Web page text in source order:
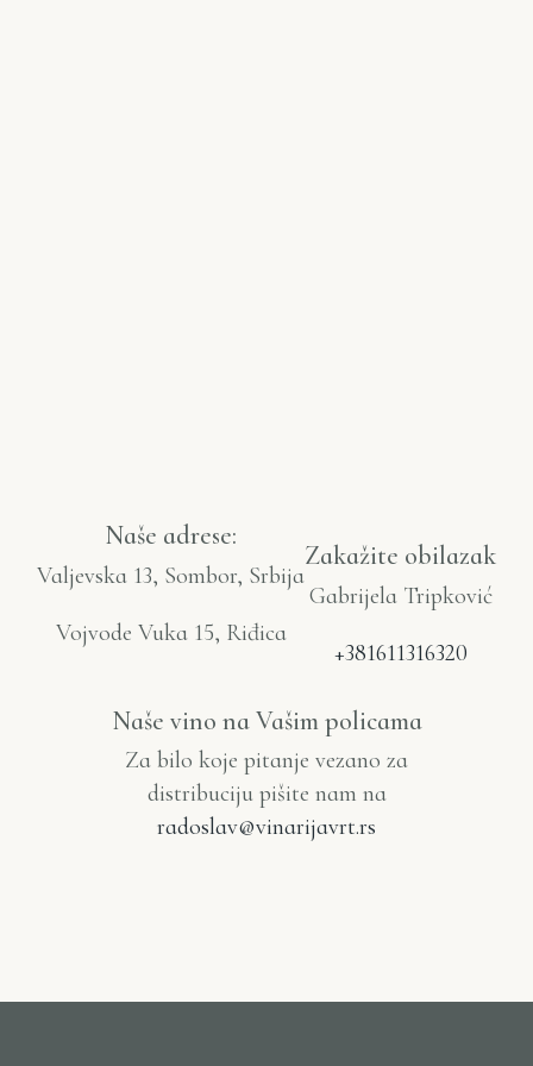
Naše adrese:
Valjevska 13, Sombor, Srbija
Vojvode Vuka 15, Riđica
Zakažite obilazak
Gabrijela Tripković
+381611316320
Naše vino na Vašim policama
Za bilo koje pitanje vezano za
distribuciju pišite nam na
radoslav@vinarijavrt.rs